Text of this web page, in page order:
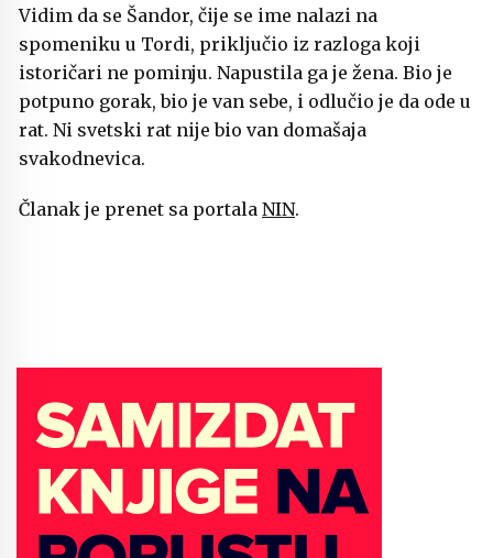
Vidim da se Šandor, čije se ime nalazi na
spomeniku u Tordi, priključio iz razloga koji
istoričari ne pominju. Napustila ga je žena. Bio je
potpuno gorak, bio je van sebe, i odlučio je da ode u
rat. Ni svetski rat nije bio van domašaja
svakodnevica.
Članak je prenet sa portala NIN.